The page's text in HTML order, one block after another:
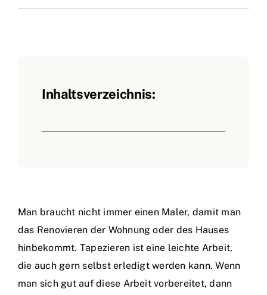
Inhaltsverzeichnis:
Man braucht nicht immer einen Maler, damit man
das Renovieren der Wohnung oder des Hauses
hinbekommt. Tapezieren ist eine leichte Arbeit,
die auch gern selbst erledigt werden kann. Wenn
man sich gut auf diese Arbeit vorbereitet, dann